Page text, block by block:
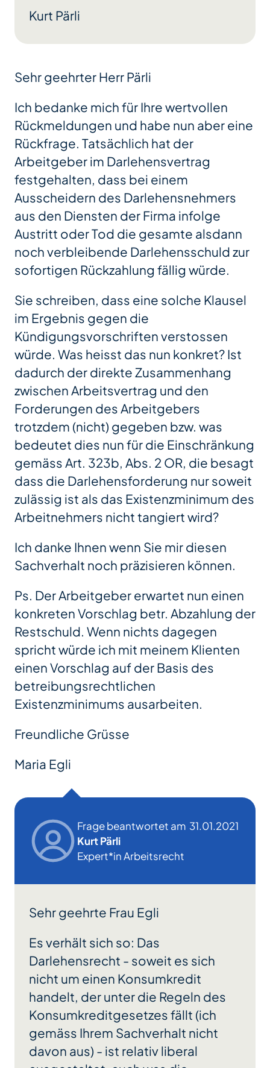
Kurt Pärli
Sehr geehrter Herr Pärli
Ich bedanke mich für Ihre wertvollen
Rückmeldungen und habe nun aber eine
Rückfrage. Tatsächlich hat der
Arbeitgeber im Darlehensvertrag
festgehalten, dass bei einem
Ausscheidern des Darlehensnehmers
aus den Diensten der Firma infolge
Austritt oder Tod die gesamte alsdann
noch verbleibende Darlehensschuld zur
sofortigen Rückzahlung fällig würde.
Sie schreiben, dass eine solche Klausel
im Ergebnis gegen die
Kündigungsvorschriften verstossen
würde. Was heisst das nun konkret? Ist
dadurch der direkte Zusammenhang
zwischen Arbeitsvertrag und den
Forderungen des Arbeitgebers
trotzdem (nicht) gegeben bzw. was
bedeutet dies nun für die Einschränkung
gemäss Art. 323b, Abs. 2 OR, die besagt
dass die Darlehensforderung nur soweit
zulässig ist als das Existenzminimum des
Arbeitnehmers nicht tangiert wird?
Ich danke Ihnen wenn Sie mir diesen
Sachverhalt noch präzisieren können.
Ps. Der Arbeitgeber erwartet nun einen
konkreten Vorschlag betr. Abzahlung der
Restschuld. Wenn nichts dagegen
spricht würde ich mit meinem Klienten
einen Vorschlag auf der Basis des
betreibungsrechtlichen
Existenzminimums ausarbeiten.
Freundliche Grüsse
Maria Egli
Frage beantwortet am 31.01.2021
Kurt Pärli
Expert*in Arbeitsrecht
Sehr geehrte Frau Egli
Es verhält sich so: Das
Darlehensrecht - soweit es sich
nicht um einen Konsumkredit
handelt, der unter die Regeln des
Konsumkreditgesetzes fällt (ich
gemäss Ihrem Sachverhalt nicht
davon aus) - ist relativ liberal